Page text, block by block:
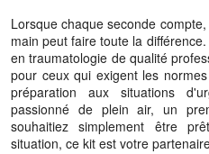
Lorsque chaque seconde
main peut faire toute la
en traumatologie de qualité
pour ceux qui exigent les
préparation aux situations
passionné de plein air, un
souhaitiez simplement être
situation, ce kit est votre